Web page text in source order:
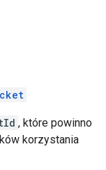
, które powinno
korzystania